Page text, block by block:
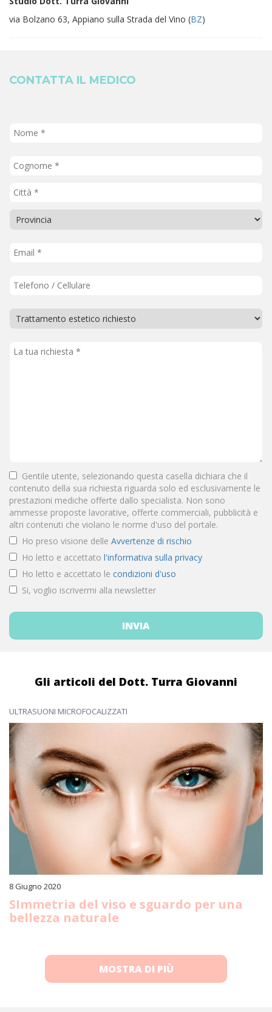
via Bolzano 63, Appiano sulla Strada del Vino (BZ)
CONTATTA IL MEDICO
Gentile utente, selezionando questa casella dichiara che il
contenuto della sua richiesta riguarda solo ed esclusivamente le
prestazioni mediche offerte dallo specialista. Non sono
ammesse proposte lavorative, offerte commerciali, pubblicità e
altri contenuti che violano le norme d'uso del portale.
Ho preso visione delle Avvertenze di rischio
Ho letto e accettato l'informativa sulla privacy
Ho letto e accettato le condizioni d'uso
Si, voglio iscrivermi alla newsletter
Gli articoli del Dott. Turra Giovanni
ULTRASUONI MICROFOCALIZZATI
8 Giugno 2020
SImmetria del viso e sguardo per una
bellezza naturale
MOSTRA DI PIÙ